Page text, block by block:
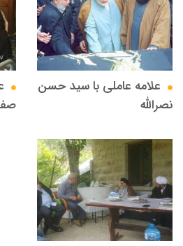
علامه عاملي با سيد حسن
نصرالله